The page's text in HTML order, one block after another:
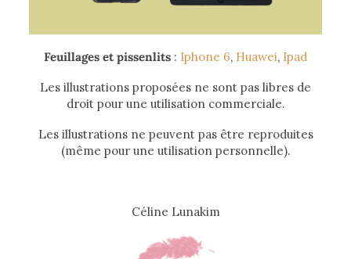
Feuillages et pissenlits : Iphone 6, Huawei, Ipad
Les illustrations proposées ne sont pas libres de
droit pour une utilisation commerciale.
Les illustrations ne peuvent pas être reproduites
(même pour une utilisation personnelle).
Céline Lunakim